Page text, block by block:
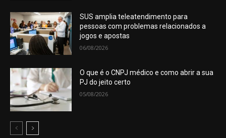
SUS amplia teleatendimento para
pessoas com problemas relacionados a
jogos e apostas
06/08/2026
O que é o CNPJ médico e como abrir a sua
PJ do jeito certo
05/08/2026